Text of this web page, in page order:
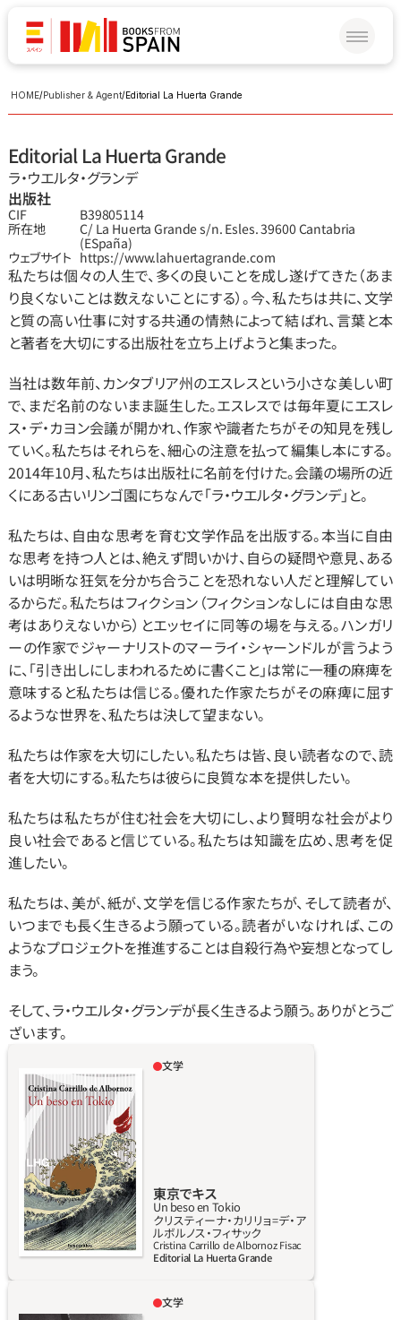
HOME/Publisher & Agent/Editorial La Huerta Grande
Editorial La Huerta Grande
ラ・ウエルタ・グランデ
出版社
CIF
B39805114
所在地
C/ La Huerta Grande s/n. Esles. 39600 Cantabria
(ESpaña)
ウェブサイト https://www.lahuertagrande.com
私たちは個々の人生で、多くの良いことを成し遂げてきた（あま
り良くないことは数えないことにする）。今、私たちは共に、文学
と質の高い仕事に対する共通の情熱によって結ばれ、言葉と本
と著者を大切にする出版社を立ち上げようと集まった。
当社は数年前、カンタブリア州のエスレスという小さな美しい町
で、まだ名前のないまま誕生した。エスレスでは毎年夏にエスレ
ス・デ・カヨン会議が開かれ、作家や識者たちがその知見を残し
ていく。私たちはそれらを、細心の注意を払って編集し本にする。
2014年10月、私たちは出版社に名前を付けた。会議の場所の近
くにある古いリンゴ園にちなんで「ラ・ウエルタ・グランデ」と。
私たちは、自由な思考を育む文学作品を出版する。本当に自由
な思考を持つ人とは、絶えず問いかけ、自らの疑問や意見、ある
いは明晰な狂気を分かち合うことを恐れない人だと理解してい
るからだ。私たちはフィクション（フィクションなしには自由な思
考はありえないから）とエッセイに同等の場を与える。ハンガリ
ーの作家でジャーナリストのマーライ・シャーンドルが言うよう
に、「引き出しにしまわれるために書くこと」は常に一種の麻痺を
意味すると私たちは信じる。優れた作家たちがその麻痺に屈す
るような世界を、私たちは決して望まない。
私たちは作家を大切にしたい。私たちは皆、良い読者なので、読
者を大切にする。私たちは彼らに良質な本を提供したい。
私たちは私たちが住む社会を大切にし、より賢明な社会がより
良い社会であると信じている。私たちは知識を広め、思考を促
進したい。
私たちは、美が、紙が、文学を信じる作家たちが、そして読者が、
いつまでも長く生きるよう願っている。読者がいなければ、この
ようなプロジェクトを推進することは自殺行為や妄想となってし
まう。
そして、ラ・ウエルタ・グランデが長く生きるよう願う。ありがとうご
ざいます。
大江研吾は、安藤忠雄の教え子であり、国際的
に名高い日本人建築家で、まさにキャリアの絶
頂期にある。ある日、彼は失われた調和と生き
がいを求めて、すべてを捨て去る決意をする。
この決断により彼は直島から、中国、ドバイ、ニ
ューヨーク、マドリードを経て、強烈で予測不
能な場所であるジンバブエに至る感動的な旅
に出る。21世紀の世界を巡る旅、最終的には並
外れた内なる旅となるこの巡礼を通して、彼は
欲望を再発見し、存在における偶然性、愛と不
美の神秘、究極的には人にとっての決して壊さ
詳しく見る
文学
東京でキス
Un beso en Tokio
クリスティーナ・カリリョ=デ・ア
ルボルノス・フィサック
Cristina Carrillo de Albornoz Fisac
Editorial La Huerta Grande
先住民のとある集落。シェップがナイフで親指
文学